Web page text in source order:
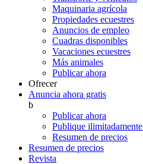
Maquinaria agrícola
Propiedades ecuestres
Anuncios de empleo
Cuadras disponibles
Vacaciones ecuestres
Más animales
Publicar ahora
Ofrecer
Anuncia ahora gratis
b
Publicar ahora
Publique ilimitadamente
Resumen de precios
Resumen de precios
Revista